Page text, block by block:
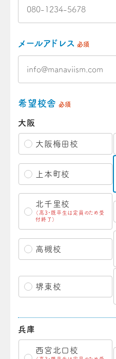
メールアドレス 必須
希望校舎 必須
大阪
大阪梅田校
上本町校
北千里校
（高3・既卒生は定員のため受
付終了）
高槻校
堺東校
兵庫
西宮北口校